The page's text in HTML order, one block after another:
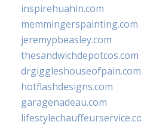
inspirehuahin.com
memmingerspainting.com
jeremypbeasley.com
thesandwichdepotcos.com
drgiggleshouseofpain.com
hotflashdesigns.com
garagenadeau.com